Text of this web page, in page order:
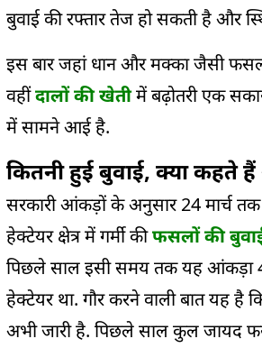
बुवाई की रफ्तार तेज हो सकती है और
इस बार जहां धान और मक्का जैसी
वहींदालों की खेतीमें बढ़ोतरी एक
में सामने आई है.
कितनी हुई बुवाई, क्या कहते
सरकारी आंकड़ों के अनुसार 24 मार्च
हेक्टेयर क्षेत्र में गर्मी कीफसलों की
पिछले साल इसी समय तक यह आंकड़ा
हेक्टेयर था. गौर करने वाली बात यह है
अभी जारी है. पिछले साल कुल जायद